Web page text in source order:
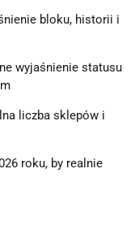
bloku, historii i
wyjaśnienie statusu
liczba sklepów i
roku, by realnie